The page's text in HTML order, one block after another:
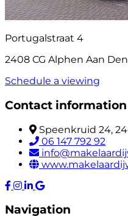
Portugalstraat 4
2408 CG Alphen Aan
Schedule a viewing
Contact information
Speenkruid 24,
06 147 792 92
Navigation